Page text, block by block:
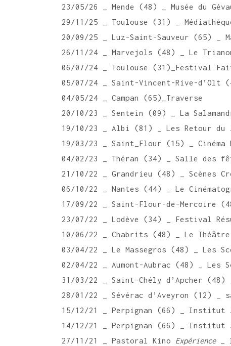
23/05/26 _ Mende (48) _ Musée du
29/11/25 _ Toulouse (31) _
20/09/25 _ Luz-Saint-Sauveur (65) _
26/11/24 _ Marvejols (48) _ Le
06/07/24 _ Toulouse (31)_Festival
05/07/24 _ Saint-Vincent-Rive-d’Olt
04/05/24 _ Campan (65)_Traverse
20/10/23 _ Sentein (09) _ La
19/10/23 _ Albi (81) _ Les Retour du
19/03/23 _ Saint_Flour (15) _ Cinéma
04/02/23 _ Théran (34) _ Salle des
21/10/22 _ Grandrieu (48) _ Scènes
06/10/22 _ Nantes (44) _ Le
17/09/22 _ Saint-Flour-de-Mercoire
23/07/22 _ Lodève (34) _ Festival
10/06/22 _ Chabrits (48) _ Le
03/04/22 _ Le Massegros (48) _ Les
02/04/22 _ Aumont-Aubrac (48) _ Les
31/03/22 _ Saint-Chély d’Apcher (48)
28/01/22 _ Sévérac d’Aveyron (12) _
15/12/21 _ Perpignan (66) _ Institut
14/12/21 _ Perpignan (66) _ Institut
27/11/21 _ Pastoral Kino Expérience_